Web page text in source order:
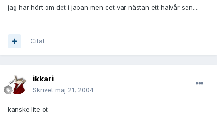
jag har hört om det i japan men det var nästan ett halvår sen....
Citat
ikkari
Skrivet maj 21, 2004
kanske lite ot